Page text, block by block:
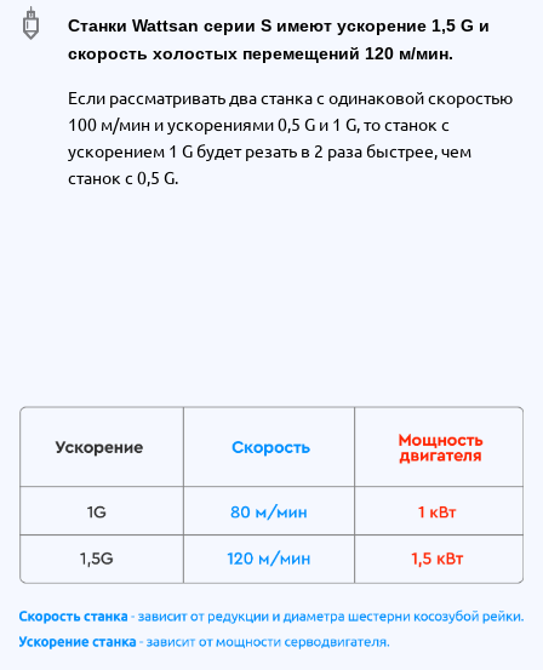
Станки Wattsan серии S имеют ускорение 1,5 G и
скорость холостых перемещений 120 м/мин.
Если рассматривать два станкас одинаковой скоростью
100 м/мин и ускорениями 0,5 G и 1 G,то станок с
ускорением 1 G будет резать в 2 раза быстрее, чем
станок с 0,5 G.